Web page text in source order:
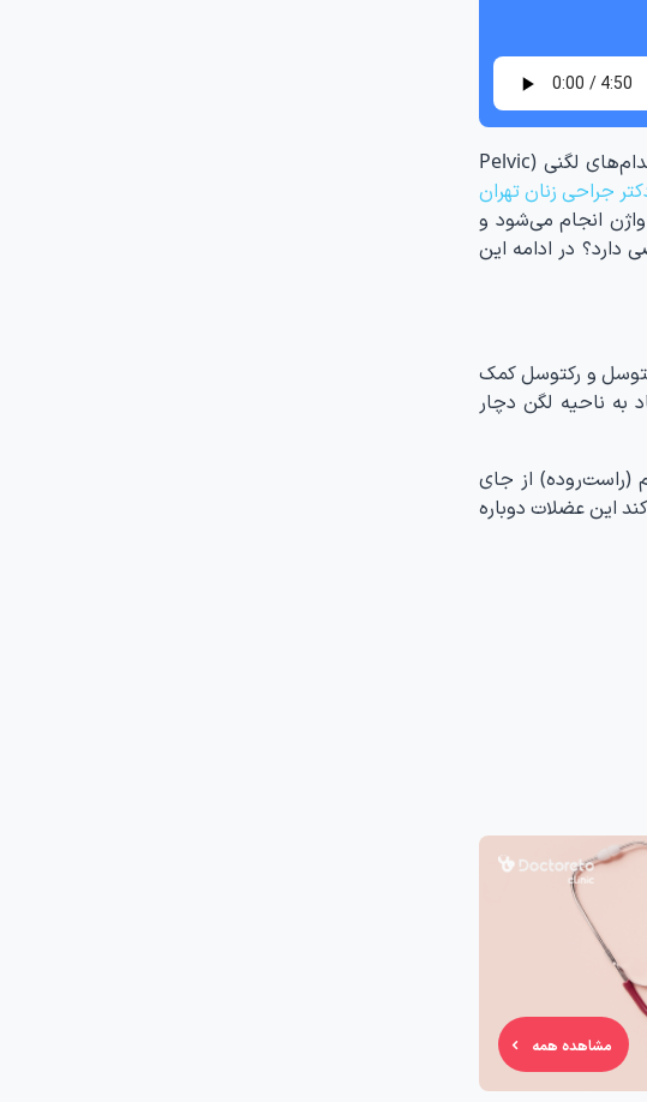
یک عمل جراحی است که برای ترمیم دیواره واژن انجام می‌شود. زمانی که فرد دچار افتادگی اندام‌های لگنی (Pelvic
جراحی زنان تهران
انجام می‌شود و
در ادامه این
و رکتوسل کمک
به ناحیه لگن دچار
(راست‌روده) از جای
این عضلات دوباره
مشاهده همه